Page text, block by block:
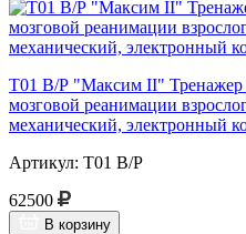
Т01 В/Р "Максим II" Тренажер
мозговой реанимации
механический, электронный
Артикул: Т01 В/Р
62500
В корзину